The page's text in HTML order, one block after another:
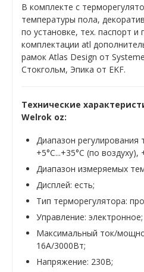
В комплекте с
температуры пола,
по установке, тех. паспорт и
комплектации atl
рамок Atlas Design от
Стокгольм, Эпика от EKF.
Технические
Welrok oz:
Диапазон регулирования
+5°C...+35°C (по воздуху),
Диапазон измеряемых
Дисплей: есть;
Тип терморегулятора:
Управление: электронное;
Максимальный ток/
16А/3000Вт;
Напряжение: 230В;